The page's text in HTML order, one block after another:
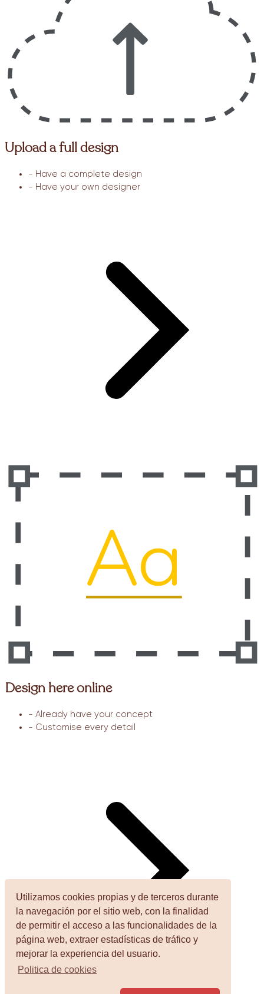
Utilizamos cookies propias y de terceros durante
la navegación por el sitio web, con la finalidad
de permitir el acceso a las funcionalidades de la
página web, extraer estadísticas de tráfico y
mejorar la experiencia del usuario.
Politica de cookies
Upload a full design
- Have a complete design
- Have your own designer
Design here online
- Already have your concept
- Customise every detail